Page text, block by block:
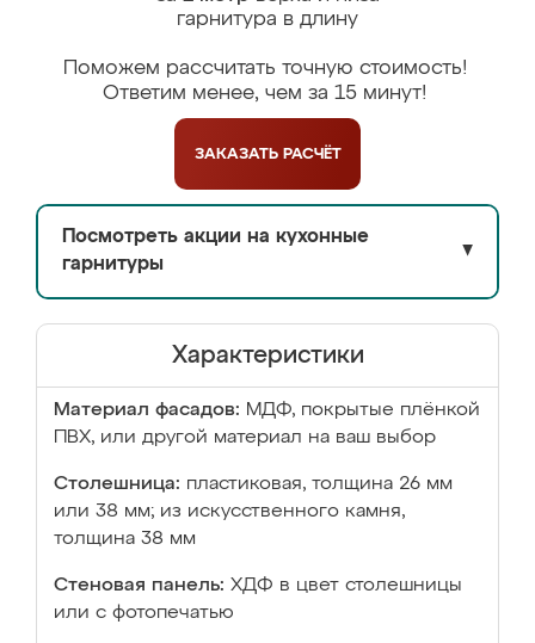
гарнитура в длину
Поможем рассчитать точную стоимость!
Ответим менее, чем за 15 минут!
ЗАКАЗАТЬ РАСЧЁТ
Посмотреть акции на кухонные
гарнитуры
▼
Характеристики
Материал фасадов: МДФ, покрытые плёнкой
ПВХ, или другой материал на ваш выбор
Столешница: пластиковая, толщина 26 мм
или 38 мм; из искусственного камня,
толщина 38 мм
Стеновая панель: ХДФ в цвет столешницы
или с фотопечатью